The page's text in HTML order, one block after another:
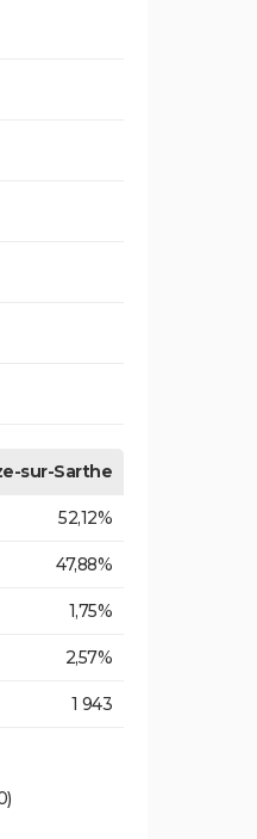
sur-Sarthe
52,12%
47,88%
1,75%
2,57%
1 943